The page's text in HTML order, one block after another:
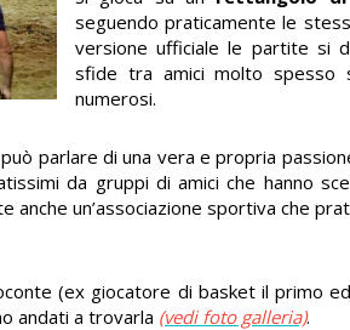
seguendo praticamente le
versione ufficiale le partite si
sfide tra amici molto spesso
numerosi.
parlare di una vera e propria
da gruppi di amici che hanno
anche un’associazione sportiva che
(ex giocatore di basket il primo
andati a trovarla (vedi foto galleria).